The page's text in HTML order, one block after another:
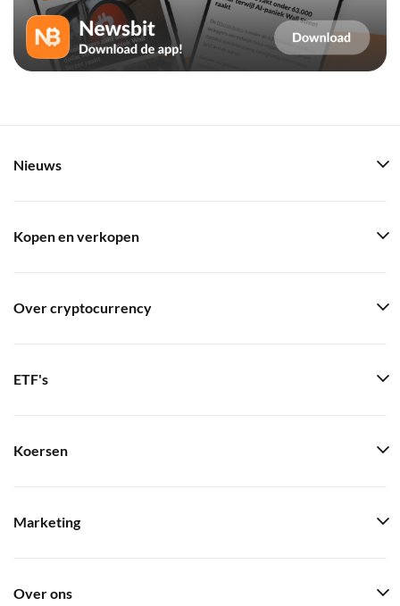
Nieuws
Kopen en verkopen
Over cryptocurrency
ETF's
Koersen
Marketing
Over ons